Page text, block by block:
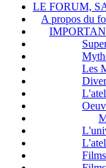
LE FORUM,
A propos du
Les